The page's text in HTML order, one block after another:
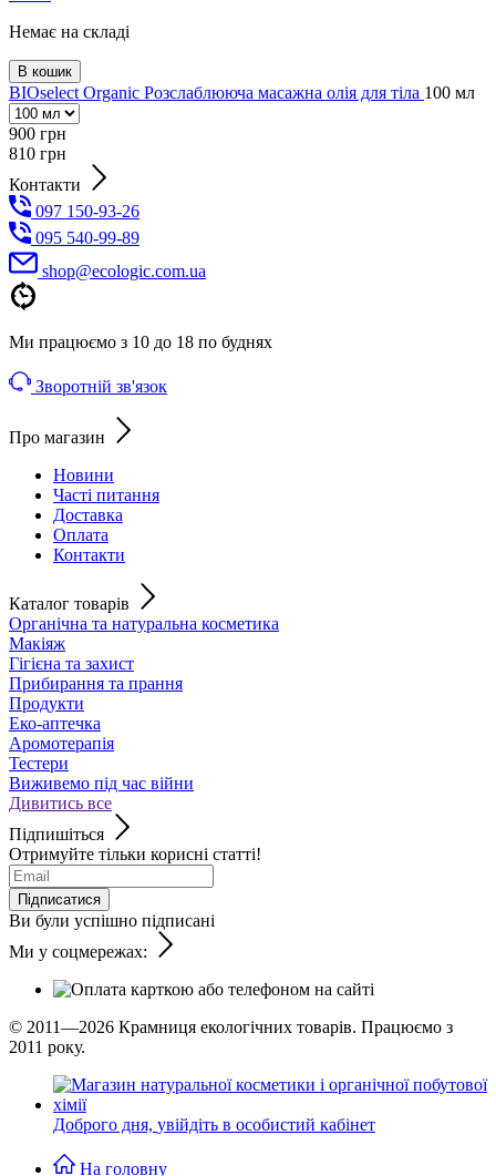
Немає на складі
В кошик
BIOselect Organic Розслаблююча масажна олія для тіла 100 мл
900 грн
810 грн
Контакти
097 150-93-26
095 540-99-89
shoр@ecologic.com.ua
Ми працюємо з 10 до 18 по буднях
Зворотній зв'язок
Про магазин
Новини
Часті питання
Доставка
Оплата
Контакти
Каталог товарів
Органічна та натуральна косметика
Макіяж
Гігієна та захист
Прибирання та прання
Продукти
Еко-аптечка
Аромотерапія
Тестери
Виживемо під час війни
Дивитись все
Підпишіться
Отримуйте тільки корисні статті!
Підписатися
Ви були успішно підписані
Ми у соцмережах:
© 2011—2026 Крамниця екологічних товарів. Працюємо з
2011 року.
Доброго дня, увійдіть в особистий кабінет
На головну